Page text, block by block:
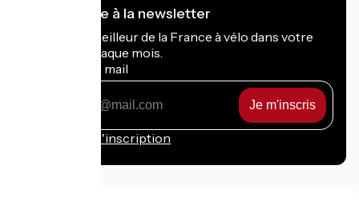
Je m'abonne à la newsletter
Recevez le meilleur de la France à vélo dans votre
boîte mail chaque mois.
Mon adresse mail
Conditions d'inscription